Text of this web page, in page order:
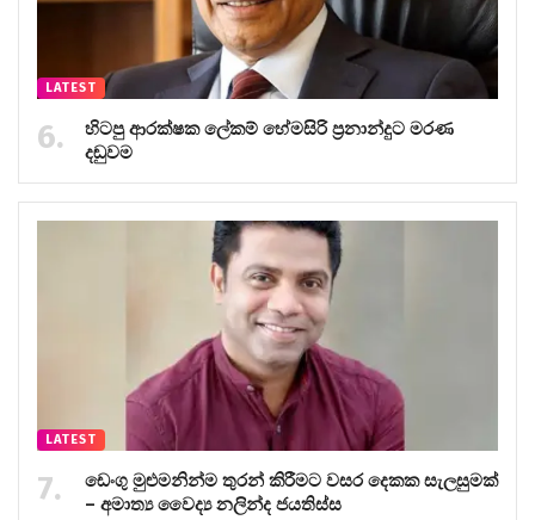
LATEST
හිටපු ආරක්ෂක ලේකම් හේමසිරි ප්‍රනාන්දුට මරණ
දඬුවම
LATEST
ඩෙංගු මුළුමනින්ම තුරන් කිරීමට වසර දෙකක සැලසුමක්
– අමාත්‍ය වෛද්‍ය නලින්ද ජයතිස්ස